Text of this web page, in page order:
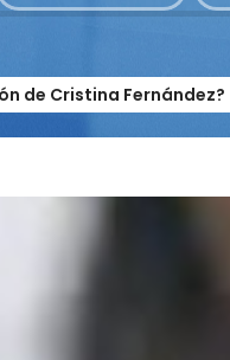
de Cristina Fernández?